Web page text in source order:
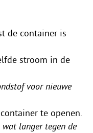
de container is
stroom in de
voor nieuwe
te openen.
langer tegen de